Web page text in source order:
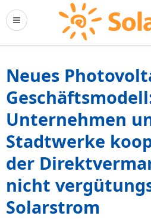
Neues
Unternehmen
Stadtwerke
der
nicht
Solarstrom